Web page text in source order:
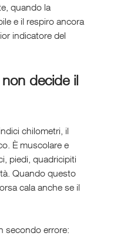
quando la
e il respiro ancora
indicatore del
decide il
chilometri, il
È muscolare e
piedi, quadricipiti
Quando questo
cala anche se il
secondo errore: